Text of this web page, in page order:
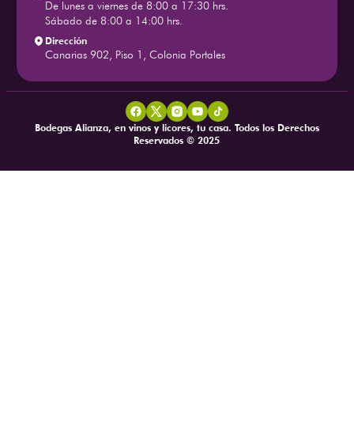
De lunes a viernes de 8:00 a 17:30 hrs.
Sábado de 8:00 a 14:00 hrs.
Dirección
Canarias 902, Piso 1, Colonia Portales
Bodegas Alianza, en vinos y licores, tu casa. Todos los Derechos
Reservados © 2025